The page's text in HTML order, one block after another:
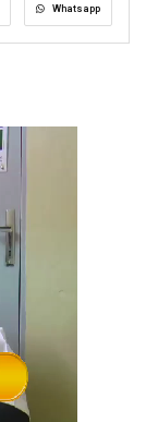
Whatsapp